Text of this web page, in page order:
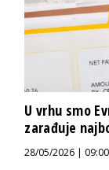
U vrhu smo
zarađuje
28/05/2026 | 09:00